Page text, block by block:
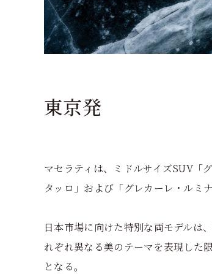
東京発
マセラティは、ミドルサイズSUV「
タッロ」および「グレカーレ・ルミ
日本市場に向けた特別な両モデルは
れぞれ異なる美のテーマを表現した
となる。